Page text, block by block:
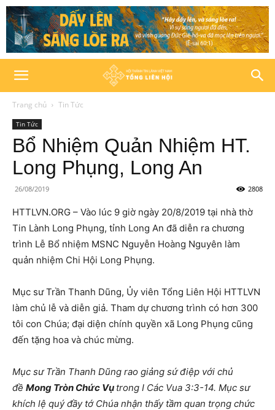
Trang chủ Tin Tức
Tin Tức
Bổ Nhiệm Quản Nhiệm HT.
Long Phụng, Long An
26/08/2019 2808
HTTLVN.ORG – Vào lúc 9 giờ ngày 20/8/2019 tại nhà thờ
Tin Lành Long Phụng, tỉnh Long An đã diễn ra chương
trình Lễ Bổ nhiệm MSNC Nguyễn Hoàng Nguyên làm
quản nhiệm Chi Hội Long Phụng.
Mục sư Trần Thanh Dũng, Ủy viên Tổng Liên Hội HTTLVN
làm chủ lễ và diễn giả. Tham dự chương trình có hơn 300
tôi con Chúa; đại diện chính quyền xã Long Phụng cũng
đến tặng hoa và chúc mừng.
Mục sư Trần Thanh Dũng rao giảng sứ điệp với chủ
đề Mong Tròn Chức Vụ trong I Các Vua 3:3-14. Mục sư
khích lệ quý đầy tớ Chúa nhận thấy tầm quan trọng chức